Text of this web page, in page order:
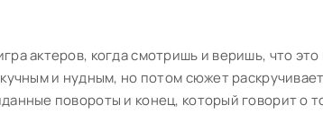
актеров, когда смотришь и веришь, что
и нудным, но потом сюжет
повороты и конец, который говорит о